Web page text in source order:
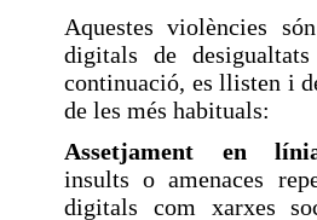
Aquestes violències
digitals de
continuació, es llisten i
de les més habituals:
Assetjament en
insults o amenaces
digitals com xarxes